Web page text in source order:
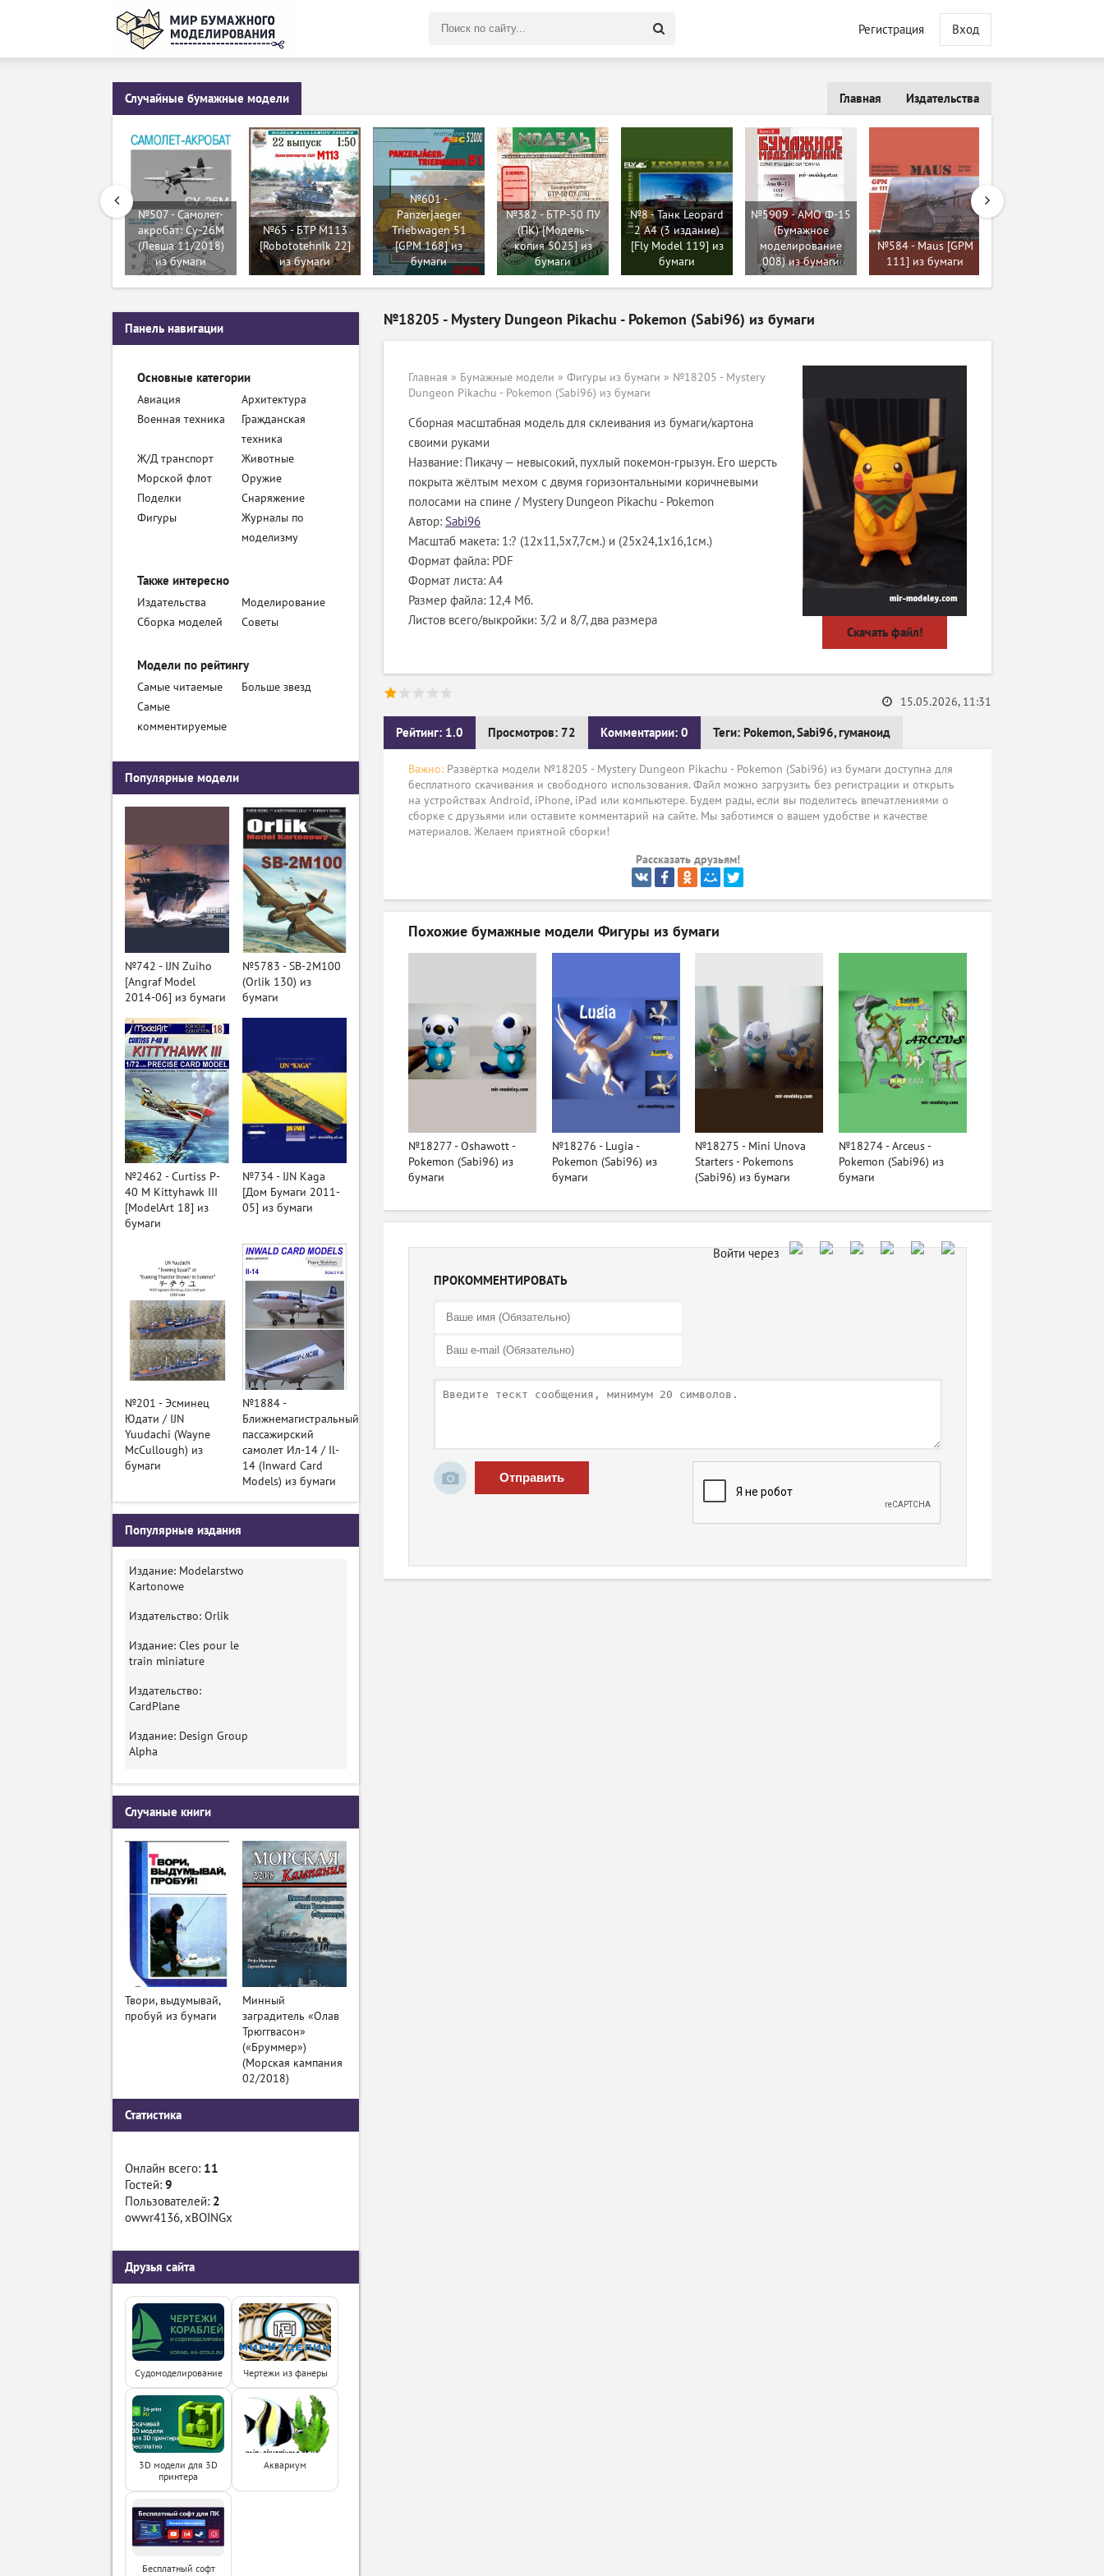
Регистрация Вход
Случайные бумажные модели Издательства
Главная
№507 - Самолет-
акробат: Су-26М
(Левша 11/2018)
из бумаги
№65 - БТР М113
[Robototehnik 22]
из бумаги
№601 -
Panzerjaeger
Triebwagen 51
[GPM 168] из
бумаги
№382 - БТР-50 ПУ
(ПК) [Модель-
копия 5025] из
бумаги
№8 - Танк Leopard
2 A4 (3 издание)
[Fly Model 119] из
бумаги
№5909 - АМО Ф-15
(Бумажное
моделирование
008) из бумаги
№584 - Maus [GPM
111] из бумаги
№18205 - Mystery Dungeon Pikachu - Pokemon (Sabi96) из бумаги
Главная » Бумажные модели » Фигуры из бумаги » №18205 - Mystery
Dungeon Pikachu - Pokemon (Sabi96) из бумаги
Сборная масштабная модель для склеивания из бумаги/картона
своими руками
Название: Пикачу — невысокий, пухлый покемон-грызун. Его шерсть
покрыта жёлтым мехом с двумя горизонтальными коричневыми
полосами на спине / Mystery Dungeon Pikachu - Pokemon
Автор: Sabi96
Масштаб макета: 1:? (12х11,5х7,7см.) и (25х24,1х16,1см.)
Формат файла: PDF
Формат листа: А4
Размер файла: 12,4 Мб.
Листов всего/выкройки: 3/2 и 8/7, два размера
Скачать файл!
Рейтинг: 1.0 Просмотров: 72 Комментарии: 0 Теги: Pokemon,Sabi96,гуманоид
15.05.2026, 11:31
Важно: Развёртка модели №18205 - Mystery Dungeon Pikachu - Pokemon (Sabi96) из бумаги доступна для
бесплатного скачивания и свободного использования. Файл можно загрузить без регистрации и открыть
на устройствах Android, iPhone, iPad или компьютере. Будем рады, если вы поделитесь впечатлениями о
сборке с друзьями или оставите комментарий на сайте. Мы заботимся о вашем удобстве и качестве
материалов. Желаем приятной сборки!
Рассказать друзьям!
Похожие бумажные модели Фигуры из бумаги
№18277 - Oshawott -
Pokemon (Sabi96) из
бумаги
№18276 - Lugia -
Pokemon (Sabi96) из
бумаги
№18275 - Mini Unova
Starters - Pokemons
(Sabi96) из бумаги
№18274 - Arceus -
Pokemon (Sabi96) из
бумаги
ПРОКОММЕНТИРОВАТЬ
Отправить
Панель навигации
Основные категории
Авиация
Архитектура
Военная техника
Гражданская
техника
Ж/Д транспорт
Животные
Морской флот
Оружие
Поделки
Снаряжение
Фигуры
Журналы по
моделизму
Также интересно
Издательства
Моделирование
Сборка моделей
Советы
Модели по рейтингу
Самые читаемые
Больше звезд
Самые
комментируемые
Популярные модели
№742 - IJN Zuiho
[Angraf Model
2014-06] из бумаги
№5783 - SB-2M100
(Orlik 130) из
бумаги
№2462 - Curtiss P-
40 M Kittyhawk III
[ModelArt 18] из
бумаги
№734 - IJN Kaga
[Дом Бумаги 2011-
05] из бумаги
№201 - Эсминец
Юдати / IJN
Yuudachi (Wayne
McCullough) из
бумаги
№1884 -
Ближнемагистральный
пассажирский
самолет Ил-14 / Il-
14 (Inward Card
Models) из бумаги
Популярные издания
Издание: Modelarstwo
Kartonowe
Издательство: Orlik
Издание: Cles pour le
train miniature
Издательство:
CardPlane
Издание: Design Group
Alpha
Случаные книги
Твори, выдумывай,
пробуй из бумаги
Минный
заградитель «Олав
Трюггвасон»
(«Бруммер»)
(Морская кампания
02/2018)
Статистика
Онлайн всего: 11
Гостей: 9
Пользователей: 2
owwr4136,xBOINGx
Друзья сайта
Судомоделирование Чертежи из фанеры
3D модели для 3D
принтера
Аквариум
Бесплатный софт